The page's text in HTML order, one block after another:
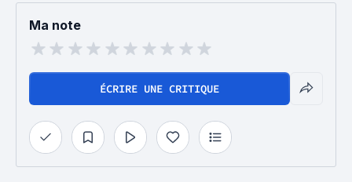
Ma note
ÉCRIRE UNE CRITIQUE